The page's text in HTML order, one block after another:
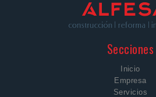
Secciones
Inicio
Empresa
Servicios